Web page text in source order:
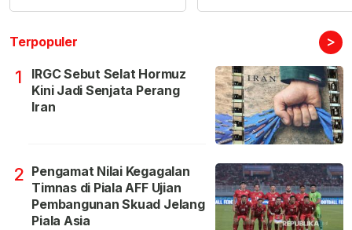
Terpopuler >
1
IRGC Sebut Selat Hormuz
Kini Jadi Senjata Perang
Iran
2 Pengamat Nilai Kegagalan
Timnas di Piala AFF Ujian
Pembangunan Skuad Jelang
Piala Asia